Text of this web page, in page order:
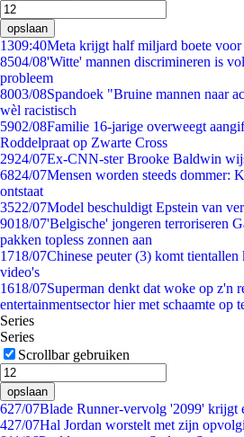
opslaan
1309:40Meta krijgt half miljard boete voor
8504/08'Witte' mannen discrimineren is
probleem
8003/08Spandoek "Bruine mannen naar
wèl racistisch
5902/08Familie 16-jarige overweegt
Roddelpraat op Zwarte Cross
2924/07Ex-CNN-ster Brooke Baldwin
6824/07Mensen worden steeds dommer:
ontstaat
3522/07Model beschuldigt Epstein van
9018/07'Belgische' jongeren terroriseren
pakken topless zonnen aan
1718/07Chinese peuter (3) komt
video's
1618/07Superman denkt dat woke op z'n
entertainmentsector hier met schaamte op
Series
Series
Scrollbar gebruiken
opslaan
627/07Blade Runner-vervolg '2099' krijgt
427/07Hal Jordan worstelt met zijn